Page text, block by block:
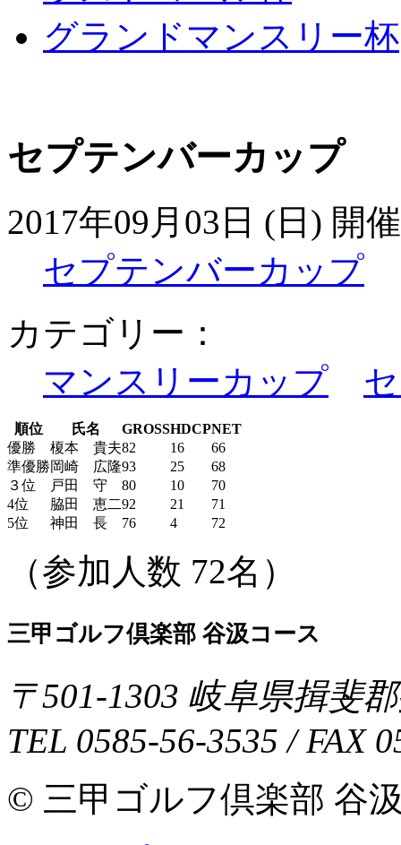
グランドマンスリー杯
セプテンバーカップ
2017年09月03日 (日) 開催
セプテンバーカップ
カテゴリー：
マンスリーカップ
順位 氏名 GROSSHDCPNET
優勝
榎本 貴夫82 16
66
準優勝岡崎 広隆93 25
68
３位
戸田 守 80 10
70
4位
脇田 恵二92 21
71
5位
神田 長 76 4 72
（参加人数 72名）
三甲ゴルフ倶楽部 谷汲コース
〒501-1303 岐阜県揖斐
TEL 0585-56-3535 / FAX
© 三甲ゴルフ倶楽部 谷